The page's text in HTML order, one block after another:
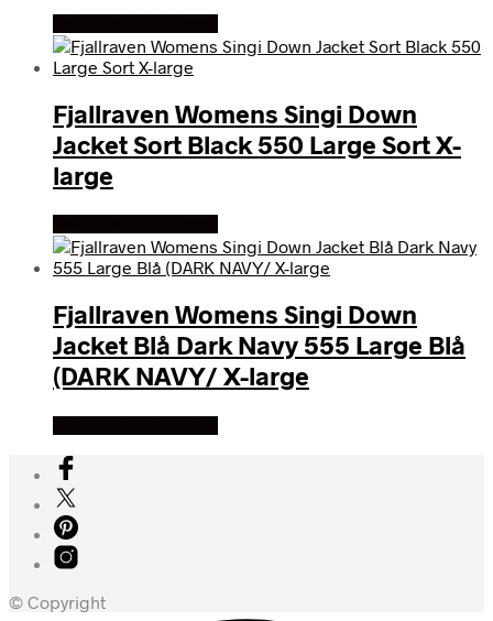
Fjallraven Womens Singi Down
Jacket Sort Black 550 Large Sort X-
large
Fjallraven Womens Singi Down
Jacket Blå Dark Navy 555 Large Blå
(DARK NAVY/ X-large
© Copyright